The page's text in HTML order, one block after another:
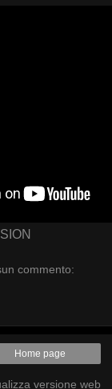
commento:
Home page
versione web